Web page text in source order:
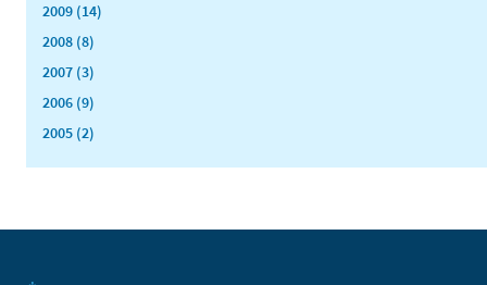
2009 (14)
2008 (8)
2007 (3)
2006 (9)
2005 (2)